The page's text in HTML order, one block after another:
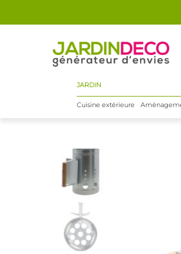
JARDIN
Cuisine extérieure